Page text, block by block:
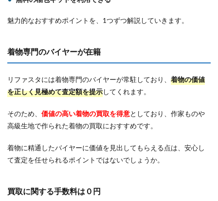
魅力的なおすすめポイントを、1つずつ解説していきます。
着物専門のバイヤーが在籍
リファスタには着物専門のバイヤーが常駐しており、 着物の価値
を正しく見極めて査定額を提示してくれます。
そのため、 価値の高い着物の買取を得意としており、作家ものや
高級生地で作られた着物の買取におすすめです。
着物に精通したバイヤーに価値を見出してもらえる点は、安心し
て査定を任せられるポイントではないでしょうか。
買取に関する手数料は０円